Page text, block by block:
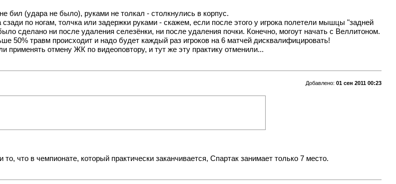
бил (удара не было), руками не толкал - столкнулись в корпус.
по ногам, толчка или задержки руками - скажем, если после этого у игрока полетели мышцы "задней
сделано ни после удаления селезёнки, ни после удаления почки. Конечно, могоут начать с Веллитоном.
50% травм происходит и надо будет каждый раз игроков на 6 матчей дисквалифицировать!
отмену ЖК по видеоповтору, и тут же эту практику отменили...
Добавлено: 01 сен 2011 00:23
что в чемпионате, который практически заканчивается, Спартак занимает только 7 место.